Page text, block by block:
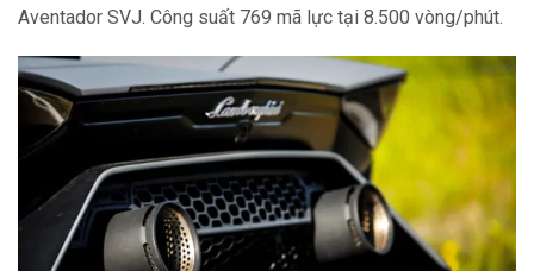
Aventador SVJ. Công suất 769 mã lực tại 8.500 vòng/phút.